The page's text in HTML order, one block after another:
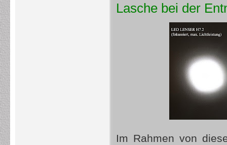
Lasche bei der
Im Rahmen von